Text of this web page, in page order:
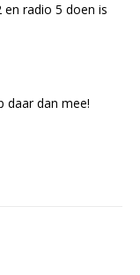
radio 5 doen is
daar dan mee!